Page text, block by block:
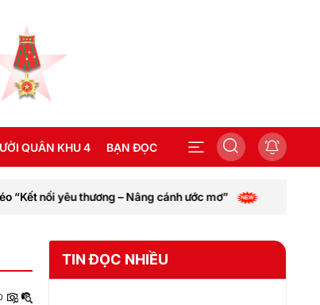
QUÂN KHU 4 BẠN ĐỌC
Nâng cánh ước mơ” Thành phố Huế kêu gọi
TIN ĐỌC NHIỀU